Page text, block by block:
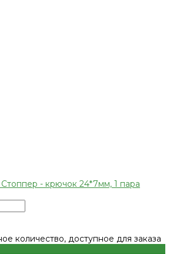
- крючок 24*7мм, 1 пара
количество, доступное для заказа